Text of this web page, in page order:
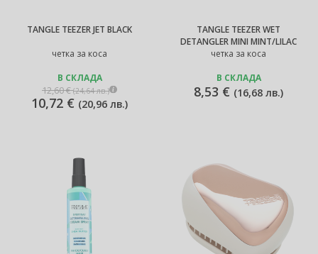
TANGLE TEEZER JET BLACK
четка за коса
В СКЛАДА
12,60 €(24,64 лв.)
10,72 € (20,96 лв.)
TANGLE TEEZER WET
DETANGLER MINI MINT/LILAC
четка за коса
В СКЛАДА
8,53 € (16,68 лв.)